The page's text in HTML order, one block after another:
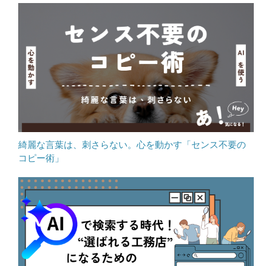
綺麗な言葉は、刺さらない。心を動かす「センス不要の
コピー術」